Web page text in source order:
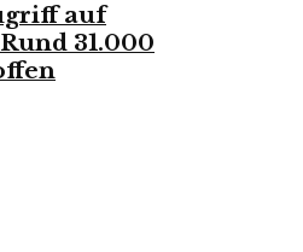
auf
31.000